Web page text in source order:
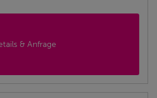
& Anfrage